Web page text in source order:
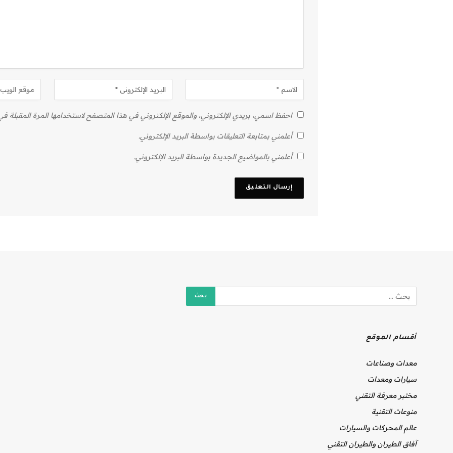
احفظ اسمي، بريدي الإلكتروني، والموقع الإلكتروني في هذا المتصفح لاستخدامها المرة المقبلة
أعلمني بمتابعة التعليقات بواسطة البريد الإلكتروني.
أعلمني بالمواضيع الجديدة بواسطة البريد الإلكتروني.
أقسام الموقع
معدات وصناعات
سيارات ومعدات
مختبر معرفة التقني
منوعات التقنية
عالم المحركات والسيارات
آفاق الطيران والطيران التقني